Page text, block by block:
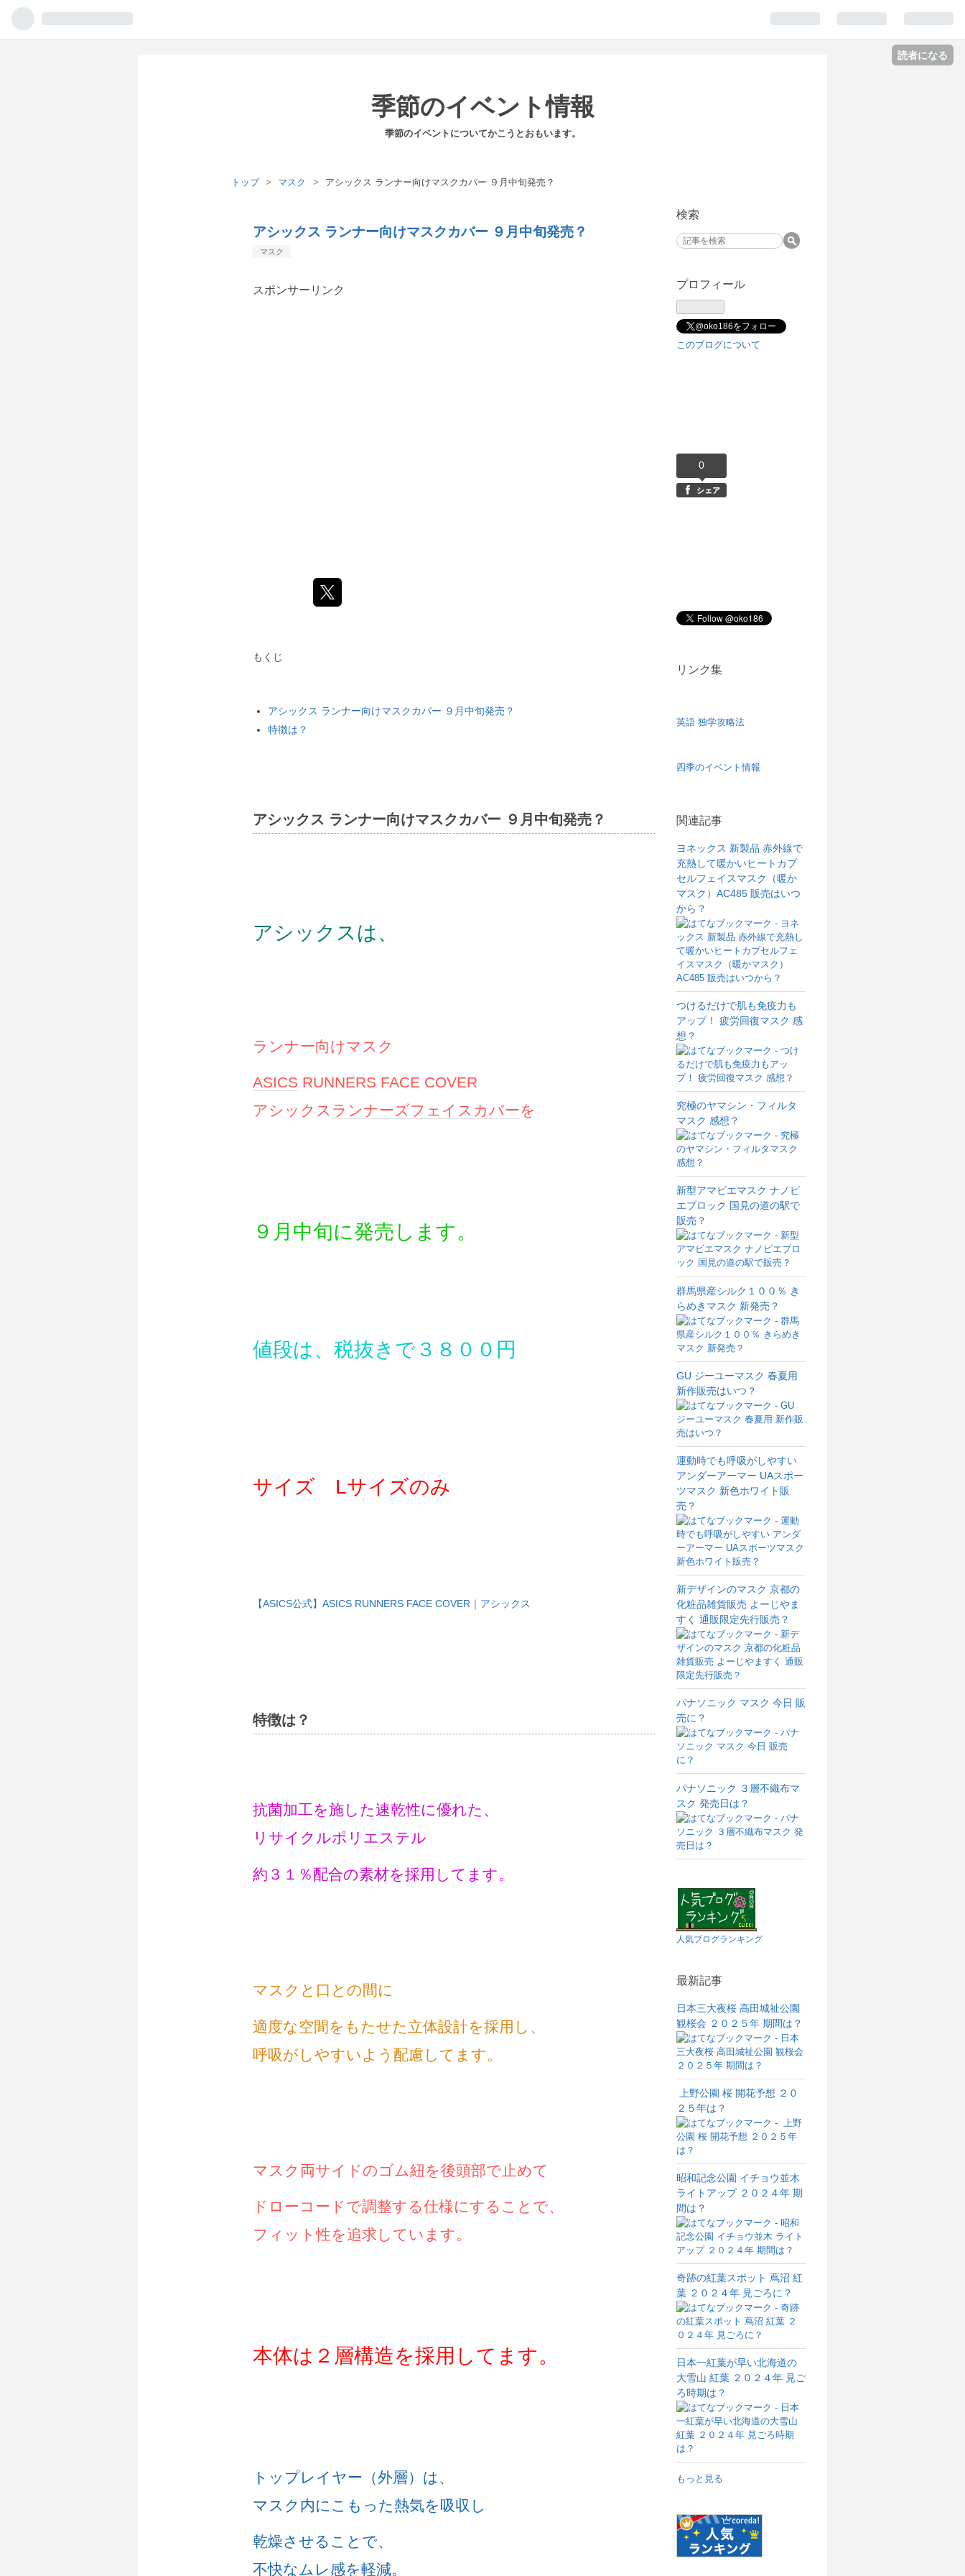
読者になる
季節のイベント情報
季節のイベントについてかこうとおもいます。
トップ > マスク > アシックス ランナー向けマスクカバー ９月中旬発売？
アシックス ランナー向けマスクカバー ９月中旬発売？
マスク
スポンサーリンク
もくじ
アシックス ランナー向けマスクカバー ９月中旬発売？
特徴は？
アシックス ランナー向けマスクカバー ９月中旬発売？
アシックスは、
ランナー向けマスク
ASICS RUNNERS FACE COVER
アシックス ランナーズフェイスカバーを
９月中旬に発売します。
値段は、税抜きで３８００円
サイズ Lサイズのみ
【ASICS公式】ASICS RUNNERS FACE COVER｜アシックス
特徴は？
抗菌加工を施した速乾性に優れた、
リサイクルポリ エス テル
約３１％配合の素材を採用してます。
マスクと口との間に
適度な空間をもたせた立体設計を採用し、
呼吸がしやすいよう配慮してます。
マスク両サイドのゴム紐を後頭部で止めて
ドローコードで調整する仕様にすることで、
フィット性を追求しています。
本体は２層構造を採用してます。
トップレイヤー（外層）は、
マスク内にこもった熱気を吸収し
乾燥させることで、
不快なムレ感を軽減。
検索
プロフィール
@oko186をフォロー
このブログについて
0
シェア
リンク集
英語 独学攻略法
四季のイベント情報
関連記事
ヨネックス 新製品 赤外線で
充熱して暖かいヒートカプ
セルフェイスマスク（暖か
マスク）AC485 販売はいつ
から？
つけるだけで肌も免疫力も
アップ！ 疲労回復マスク 感
想？
究極のヤマシン・フィルタ
マスク 感想？
新型アマビエマスク ナノビ
エブロック 国見の道の駅で
販売？
群馬県産シルク１００％ き
らめきマスク 新発売？
GU ジーユーマスク 春夏用
新作販売はいつ？
運動時でも呼吸がしやすい
アンダーアーマー UAスポー
ツマスク 新色ホワイト販
売？
新デザインのマスク 京都の
化粧品雑貨販売 よーじやま
すく 通販限定先行販売？
パナソニック マスク 今日 販
売に？
パナソニック ３層不織布マ
スク 発売日は？
人気ブログランキング
最新記事
日本三大夜桜 高田城祉公園
観桜会 ２０２５年 期間は？
上野公園 桜 開花予想 ２０
２５年は？
昭和記念公園 イチョウ並木
ライトアップ ２０２４年 期
間は？
奇跡の紅葉スポット 蔦沼 紅
葉 ２０２４年 見ごろに？
日本一紅葉が早い北海道の
大雪山 紅葉 ２０２４年 見ご
ろ時期は？
もっと見る